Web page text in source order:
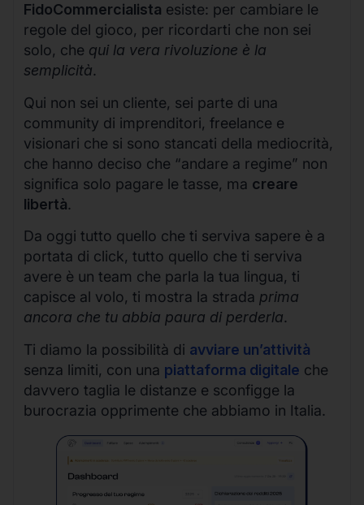
FidoCommercialista esiste: per cambiare le
regole del gioco, per ricordarti che non sei
solo, che qui la vera rivoluzione è la
semplicità.
Qui non sei un cliente, sei parte di una
community di imprenditori, freelance e
visionari che si sono stancati della mediocrità,
che hanno deciso che “andare a regime” non
significa solo pagare le tasse, ma creare
libertà.
Da oggi tutto quello che ti serviva sapere è a
portata di click, tutto quello che ti serviva
avere è un team che parla la tua lingua, ti
capisce al volo, ti mostra la strada prima
ancora che tu abbia paura di perderla.
Ti diamo la possibilità di avviare un’attività
senza limiti, con una piattaforma digitale che
davvero taglia le distanze e sconfigge la
burocrazia opprimente che abbiamo in Italia.